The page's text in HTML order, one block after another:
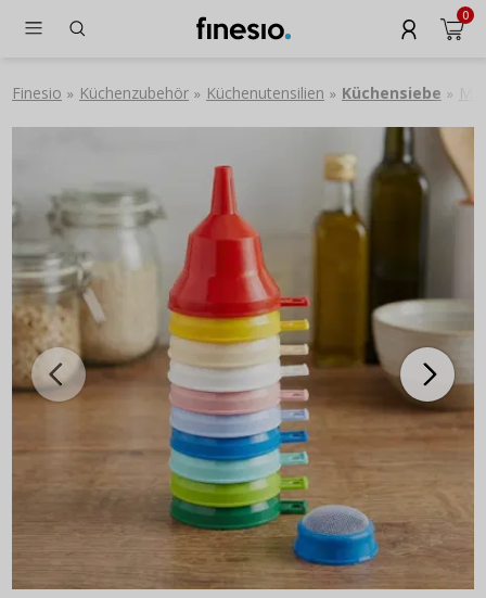
0
Finesio » Küchenzubehör » Küchenutensilien » Küchensiebe »